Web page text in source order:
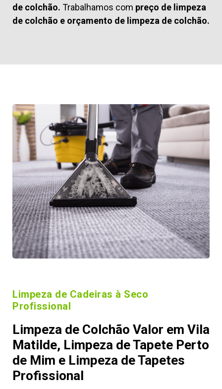
de colchão. Trabalhamos com preço de limpeza
de colchão e orçamento de limpeza de colchão.
Limpeza de Cadeiras à Seco
Profissional
Limpeza de Colchão Valor em Vila
Matilde, Limpeza de Tapete Perto
de Mim e Limpeza de Tapetes
Profissional